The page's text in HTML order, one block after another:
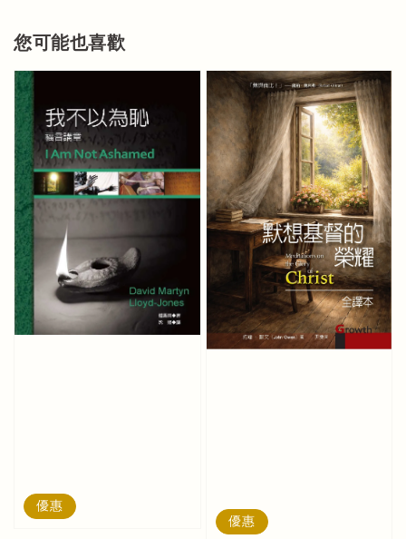
您可能也喜歡
優惠
優惠